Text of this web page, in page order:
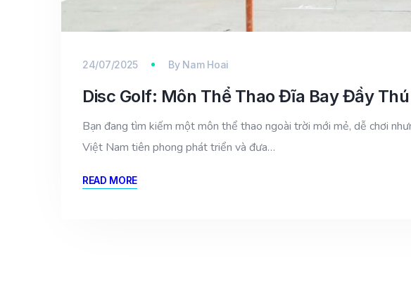
24/07/2025 By Nam Hoai
Disc Golf: Môn Thể Thao Đĩa Bay Đầy
Bạn đang tìm kiếm một môn thể thao ngoài trời mới mẻ, dễ chơi
Việt Nam tiên phong phát triển và đưa…
READ MORE